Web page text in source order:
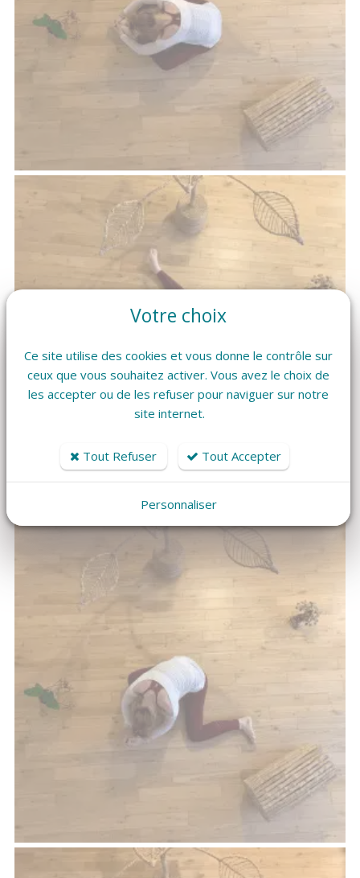
Votre choix
Ce site utilise des cookies et vous donne le contrôle sur
ceux que vous souhaitez activer. Vous avez le choix de
les accepter ou de les refuser pour naviguer sur notre
site internet.
Tout Refuser Tout Accepter
Personnaliser